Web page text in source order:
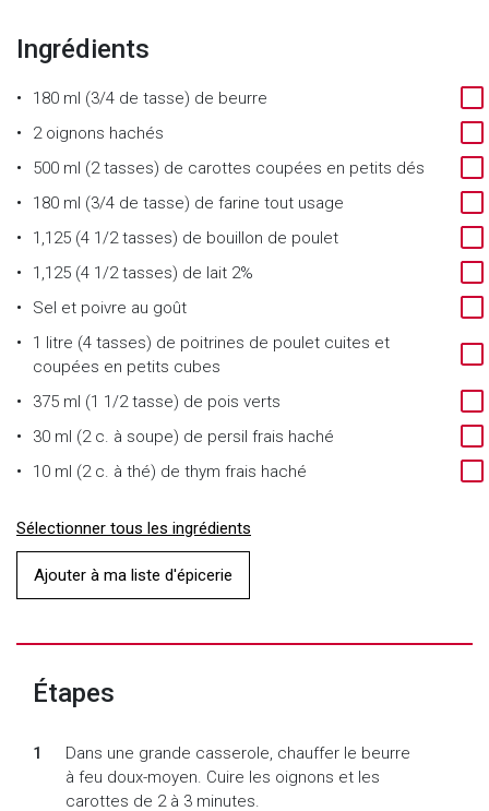
Ingrédients
180 ml (3/4 de tasse) de beurre
2 oignons hachés
500 ml (2 tasses) de carottes coupées en petits dés
180 ml (3/4 de tasse) de farine tout usage
1,125 (4 1/2 tasses) de bouillon de poulet
1,125 (4 1/2 tasses) de lait 2%
Sel et poivre au goût
1 litre (4 tasses) de poitrines de poulet cuites et
coupées en petits cubes
375 ml (1 1/2 tasse) de pois verts
30 ml (2 c. à soupe) de persil frais haché
10 ml (2 c. à thé) de thym frais haché
Sélectionner tous les ingrédients
Ajouter à ma liste d'épicerie
Étapes
Dans une grande casserole, chauffer le beurre
à feu doux-moyen. Cuire les oignons et les
carottes de 2 à 3 minutes.